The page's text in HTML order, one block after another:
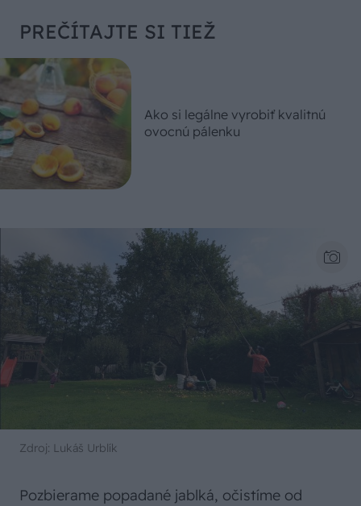
PREČÍTAJTE SI TIEŽ
Ako si legálne vyrobiť kvalitnú
ovocnú pálenku
Zdroj: Lukáš Urblík
Pozbierame popadané jablká, očistíme od